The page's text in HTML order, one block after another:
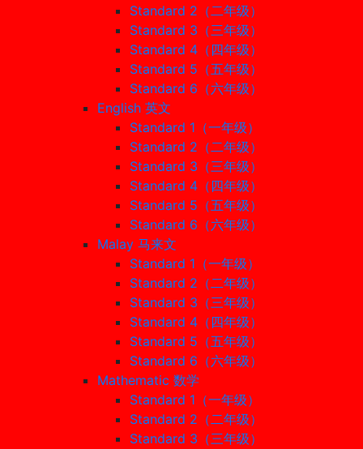
Standard 2（二年级）
Standard 3（三年级）
Standard 4（四年级）
Standard 5（五年级）
Standard 6（六年级）
English 英文
Standard 1（一年级）
Standard 2（二年级）
Standard 3（三年级）
Standard 4（四年级）
Standard 5（五年级）
Standard 6（六年级）
Malay 马来文
Standard 1（一年级）
Standard 2（二年级）
Standard 3（三年级）
Standard 4（四年级）
Standard 5（五年级）
Standard 6（六年级）
Mathematic 数学
Standard 1（一年级）
Standard 2（二年级）
Standard 3（三年级）